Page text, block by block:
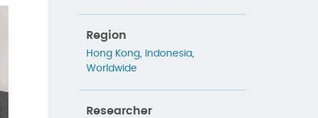
Region
Hong Kong, Indonesia,
Worldwide
Researcher